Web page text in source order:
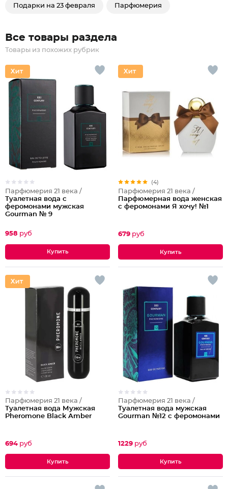
Подарки на 23 февраля Парфюмерия
Все товары раздела
Товары из похожих рубрик
Парфюмерия 21 века /
Туалетная вода с
феромонами мужская
Gourman № 9
958 руб
(4)
Парфюмерия 21 века /
Парфюмерная вода женская
с феромонами Я хочу! №1
679 руб
Парфюмерия 21 века /
Туалетная вода Мужская
Pheromone Black Amber
694 руб
Парфюмерия 21 века /
Туалетная вода мужская
Gourman №12 с феромонами
1229 руб